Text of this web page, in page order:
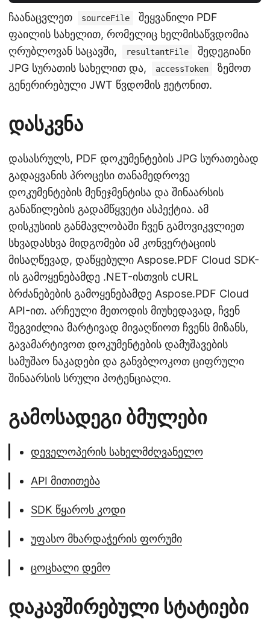
ჩაანაცვლეთ sourceFile
შეყვანილი PDF
ფაილის სახელით, რომელიც ხელმისაწვდომია
ღრუბლოვან საცავში,
resultantFile
შედეგიანი
JPG სურათის სახელით და,
accessToken
ზემოთ
გენერირებული JWT წვდომის ჟეტონით.
დასკვნა
დასასრულს, PDF დოკუმენტების JPG სურათებად
გადაყვანის პროცესი თანამედროვე
დოკუმენტების მენეჯმენტისა და შინაარსის
განაწილების გადამწყვეტი ასპექტია. ამ
დისკუსიის განმავლობაში ჩვენ გამოვიკვლიეთ
სხვადასხვა მიდგომები ამ კონვერტაციის
მისაღწევად, დაწყებული Aspose.PDF Cloud SDK-
ის გამოყენებამდე .NET-ისთვის cURL
ბრძანებების გამოყენებამდე Aspose.PDF Cloud
API-ით. არჩეული მეთოდის მიუხედავად, ჩვენ
შეგვიძლია მარტივად მივაღწიოთ ჩვენს მიზანს,
გავამარტივოთ დოკუმენტების დამუშავების
სამუშაო ნაკადები და განვბლოკოთ ციფრული
შინაარსის სრული პოტენციალი.
გამოსადეგი ბმულები
დეველოპერის სახელმძღვანელო
API მითითება
SDK წყაროს კოდი
უფასო მხარდაჭერის ფორუმი
ცოცხალი დემო
დაკავშირებული სტატიები